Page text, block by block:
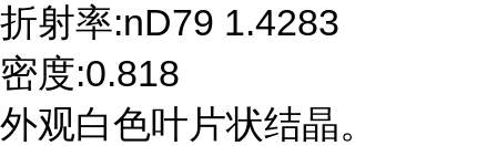
折射率:nD79 1.4283
密度:0.818
外观白色叶片状结晶。